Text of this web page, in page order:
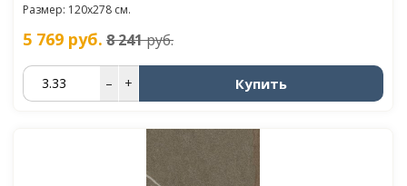
Размер: 120x278 см.
5 769 руб. 8 241руб.
– + Купить